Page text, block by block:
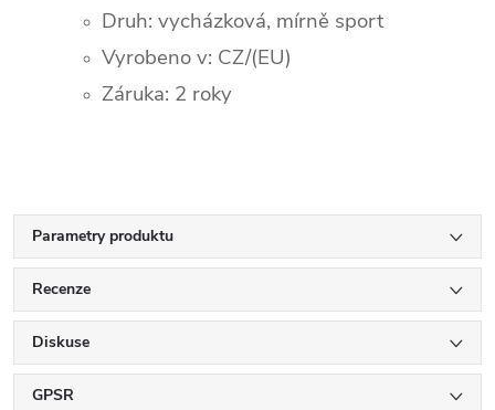
Druh: vycházková, mírně sport
Vyrobeno v: CZ/(EU)
Záruka: 2 roky
Parametry produktu
Recenze
Diskuse
GPSR